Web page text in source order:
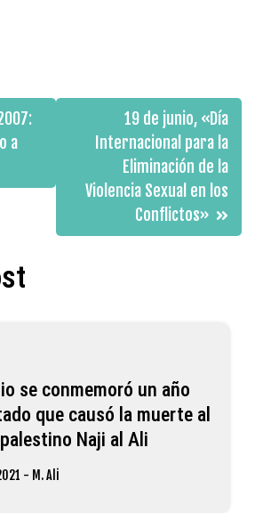
a
19 de junio, «Día
Internacional para la
Eliminación de la
Violencia Sexual en los
Conflictos»
se conmemoró un año
que causó la muerte al
Naji al Ali
- M. Ali